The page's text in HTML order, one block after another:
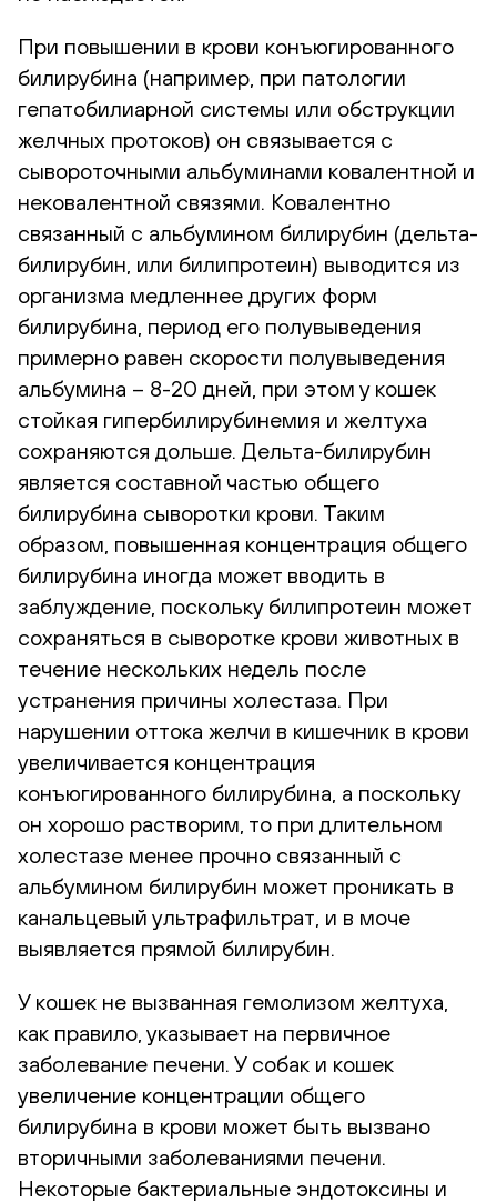
При повышении в крови конъюгированного
билирубина (например, при патологии
гепатобилиарной системы или обструкции
желчных протоков) он связывается с
сывороточными альбуминами ковалентной и
нековалентной связями. Ковалентно
связанный с альбумином билирубин (дельта-
билирубин, или билипротеин) выводится из
организма медленнее других форм
билирубина, период его полувыведения
примерно равен скорости полувыведения
альбумина – 8-20 дней, при этом у кошек
стойкая гипербилирубинемия и желтуха
сохраняются дольше. Дельта-билирубин
является составной частью общего
билирубина сыворотки крови. Таким
образом, повышенная концентрация общего
билирубина иногда может вводить в
заблуждение, поскольку билипротеин может
сохраняться в сыворотке крови животных в
течение нескольких недель после
устранения причины холестаза. При
нарушении оттока желчи в кишечник в крови
увеличивается концентрация
конъюгированного билирубина, а поскольку
он хорошо растворим, то при длительном
холестазе менее прочно связанный с
альбумином билирубин может проникать в
канальцевый ультрафильтрат, и в моче
выявляется прямой билирубин.
У кошек не вызванная гемолизом желтуха,
как правило, указывает на первичное
заболевание печени. У собак и кошек
увеличение концентрации общего
билирубина в крови может быть вызвано
вторичными заболеваниями печени.
Некоторые бактериальные эндотоксины и